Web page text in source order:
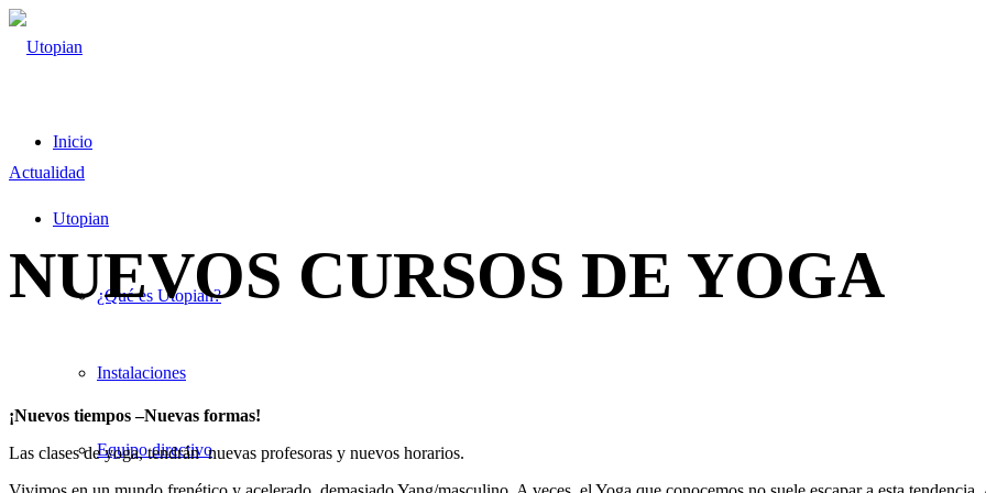
Inicio
Utopian
¿Qué es Utopian?
Instalaciones
Equipo directivo
Actualidad
NUEVOS CURSOS DE YOGA
¡Nuevos tiempos –Nuevas formas!
Las clases de yoga, tendrán nuevas profesoras y nuevos horarios.